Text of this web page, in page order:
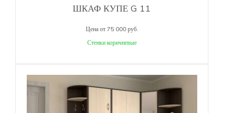
ШКАФ КУПЕ G 11
Цена от 75 000 руб.
Стенки коричневые